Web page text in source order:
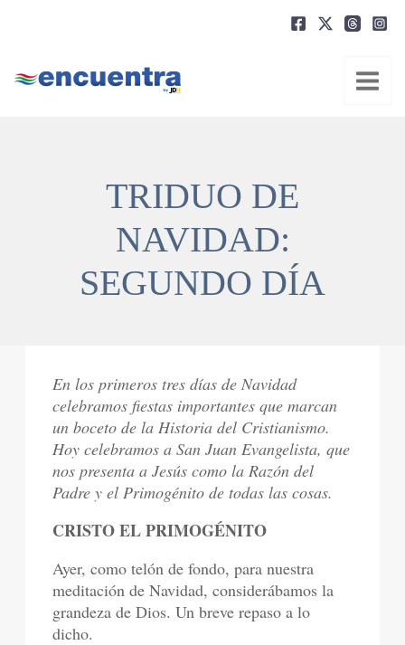
TRIDUO DE
NAVIDAD:
SEGUNDO DÍA
En los primeros tres días de Navidad
celebramos fiestas importantes que marcan
un boceto de la Historia del Cristianismo.
Hoy celebramos a San Juan Evangelista, que
nos presenta a Jesús como la Razón del
Padre y el Primogénito de todas las cosas.
CRISTO EL PRIMOGÉNITO
Ayer, como telón de fondo, para nuestra
meditación de Navidad, considerábamos la
grandeza de Dios. Un breve repaso a lo
dicho.